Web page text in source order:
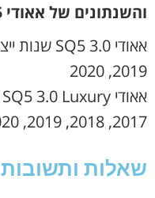
והשנתונים של אאודי SQ5:
2019, 2020
2017, 2018, 2019, 2020
שאלות ותשובות